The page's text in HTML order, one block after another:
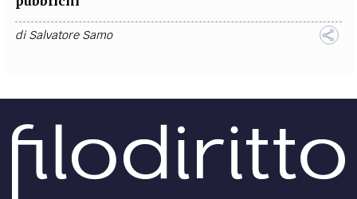
diSalvatore Samo